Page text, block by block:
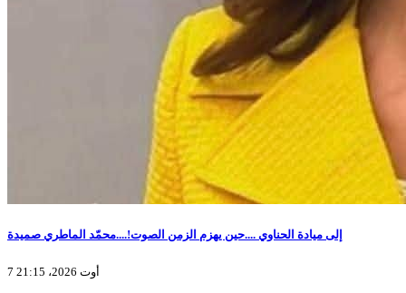
إلى ميادة الحناوي ....حين يهزم الزمن الصوت!....محمّد الماطري صميدة
7 أوت 2026، 21:15